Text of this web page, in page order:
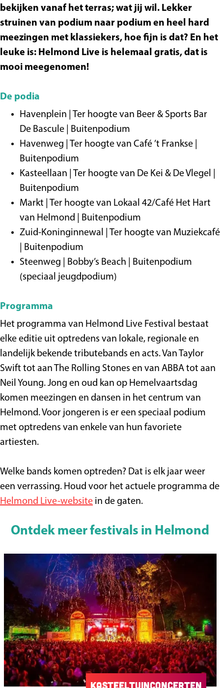
bekijken vanaf het terras; wat jij wil. Lekker
struinen van podium naar podium en heel hard
meezingen met klassiekers, hoe fijn is dat? En het
leuke is: Helmond Live is helemaal gratis, dat is
mooi meegenomen!
De podia
Havenplein | Ter hoogte van Beer & Sports Bar
De Bascule | Buitenpodium
Havenweg | Ter hoogte van Café ’t Frankse |
Buitenpodium
Kasteellaan | Ter hoogte van De Kei & De Vlegel |
Buitenpodium
Markt | Ter hoogte van Lokaal 42/Café Het Hart
van Helmond | Buitenpodium
Zuid-Koninginnewal | Ter hoogte van Muziekcafé
| Buitenpodium
Steenweg | Bobby’s Beach | Buitenpodium
(speciaal jeugdpodium)
Programma
Het programma van Helmond Live Festival bestaat
elke editie uit optredens van lokale, regionale en
landelijk bekende tributebands en acts. Van Taylor
Swift tot aan The Rolling Stones en van ABBA tot aan
Neil Young. Jong en oud kan op Hemelvaartsdag
komen meezingen en dansen in het centrum van
Helmond. Voor jongeren is er een speciaal podium
met optredens van enkele van hun favoriete
artiesten.
Welke bands komen optreden? Dat is elk jaar weer
een verrassing. Houd voor het actuele programma de
Helmond Live-website in de gaten.
Ontdek meer festivals in Helmond
Kasteeltuinconcerten